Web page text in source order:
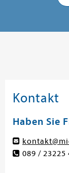
Kontakt
Haben Sie
089 / 23225